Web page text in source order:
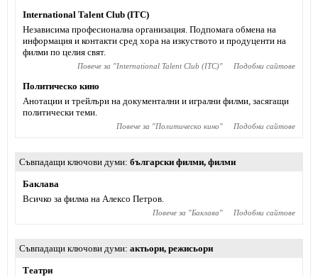
International Talent Club (ITC)
Независима професионална организация. Подпомага обмена на
информация и контакти сред хора на изкуството и продуценти на
филми по целия свят.
Повече за "International Talent Club (ITC)" Подобни сайтове
Политическо кино
Анотации и трейлъри на документални и игрални филми, засягащи
политически теми.
Повече за "Политическо кино" Подобни сайтове
Съвпадащи ключови думи български филми, филми
Баклава
Всичко за филма на Алексо Петров.
Повече за "Баклава" Подобни сайтове
Съвпадащи ключови думи актьори, режисьори
Театри